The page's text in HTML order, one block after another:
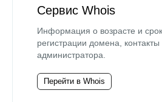
Сервис Whois
Информация о возрасте и
регистрации домена, контакты
администратора.
Перейти в Whois